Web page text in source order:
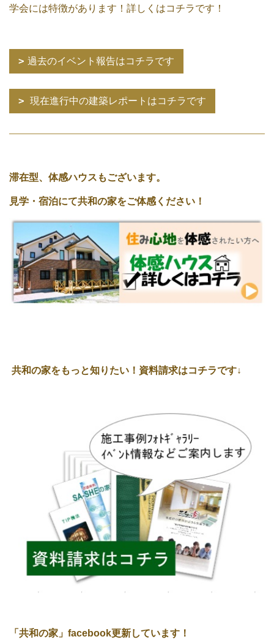
学会には特徴があります！詳しくはコチラです！
過去のイベント報告はコチラです
現在進行中の建築レポートはコチラです
滞在型、体感ハウスもございます。
見学・宿泊にて共和の家をご体感ください！
共和の家をもっと知りたい！資料請求はコチラです↓
「共和の家」facebook更新しています！